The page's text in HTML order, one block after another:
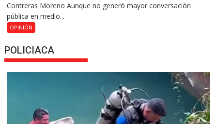
Contreras Moreno Aunque no generó mayor conversación
pública en medio...
OPINIÓN
POLICIACA